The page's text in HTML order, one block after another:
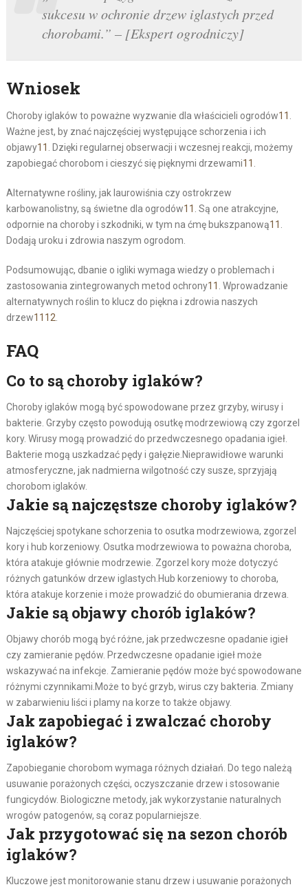
sukcesu w ochronie drzew iglastych przed
chorobami.” – [Ekspert ogrodniczy]
Wniosek
Choroby iglaków to poważne wyzwanie dla właścicieli ogrodów11
Ważne jest, by znać najczęściej występujące schorzenia i ich
objawy11
. Dzięki regularnej obserwacji i wczesnej reakcji, możemy
zapobiegać chorobom i cieszyć się pięknymi drzewami11
Alternatywne rośliny, jak laurowiśnia czy ostrokrzew
karbowanolistny, są świetne dla ogrodów11 . Są one atrakcyjne,
odpornie na choroby i szkodniki, w tym na ćmę bukszpanową11
Dodają uroku i zdrowia naszym ogrodom.
Podsumowując, dbanie o igliki wymaga wiedzy o problemach i
zastosowania zintegrowanych metod ochrony11 . Wprowadzanie
alternatywnych roślin to klucz do piękna i zdrowia naszych
drzew11 12
FAQ
Co to są choroby iglaków?
Choroby iglaków mogą być spowodowane przez grzyby, wirusy i
bakterie. Grzyby często powodują osutkę modrzewiową czy zgorzel
kory. Wirusy mogą prowadzić do przedwczesnego opadania igieł.
Bakterie mogą uszkadzać pędy i gałęzie.Nieprawidłowe warunki
atmosferyczne, jak nadmierna wilgotność czy susze, sprzyjają
chorobom iglaków.
Jakie są najczęstsze choroby iglaków?
Najczęściej spotykane schorzenia to osutka modrzewiowa, zgorzel
kory i hub korzeniowy. Osutka modrzewiowa to poważna choroba,
która atakuje głównie modrzewie. Zgorzel kory może dotyczyć
różnych gatunków drzew iglastych.Hub korzeniowy to choroba,
która atakuje korzenie i może prowadzić do obumierania drzewa.
Jakie są objawy chorób iglaków?
Objawy chorób mogą być różne, jak przedwczesne opadanie igieł
czy zamieranie pędów. Przedwczesne opadanie igieł może
wskazywać na infekcje. Zamieranie pędów może być spowodowane
różnymi czynnikami.Może to być grzyb, wirus czy bakteria. Zmiany
w zabarwieniu liści i plamy na korze to także objawy.
Jak zapobiegać i zwalczać choroby
iglaków?
Zapobieganie chorobom wymaga różnych działań. Do tego należą
usuwanie porażonych części, oczyszczanie drzew i stosowanie
fungicydów. Biologiczne metody, jak wykorzystanie naturalnych
wrogów patogenów, są coraz popularniejsze.
Jak przygotować się na sezon chorób
iglaków?
Kluczowe jest monitorowanie stanu drzew i usuwanie porażonych